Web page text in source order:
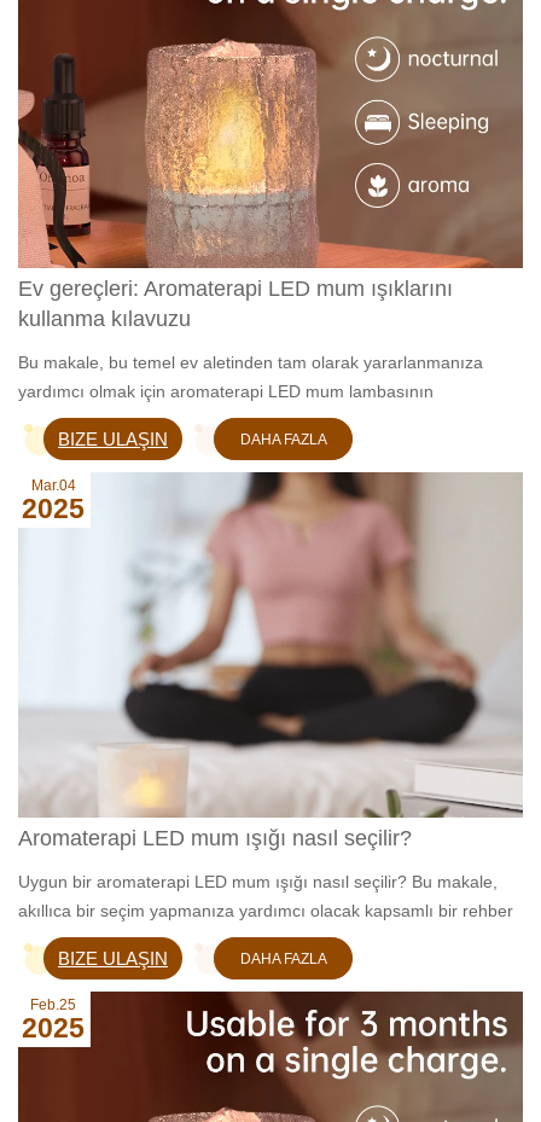
Ev gereçleri: Aromaterapi LED mum ışıklarını
kullanma kılavuzu
Bu makale, bu temel ev aletinden tam olarak yararlanmanıza
yardımcı olmak için aromaterapi LED mum lambasının
kullanımına ilişkin ayrıntılı bir kılavuz sağlayacaktır.
BIZE ULAŞIN DAHA FAZLA
BILGI EDIN
Mar.04
2025
Aromaterapi LED mum ışığı nasıl seçilir?
Uygun bir aromaterapi LED mum ışığı nasıl seçilir? Bu makale,
akıllıca bir seçim yapmanıza yardımcı olacak kapsamlı bir rehber
sağlayacaktır.
BIZE ULAŞIN DAHA FAZLA
BILGI EDIN
Feb.25
2025